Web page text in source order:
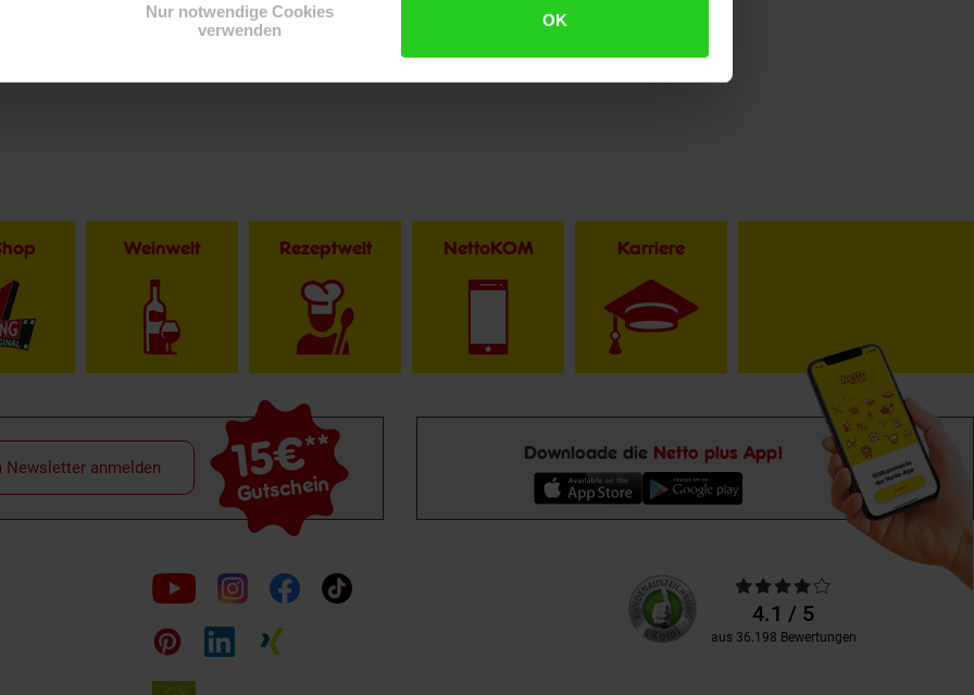
Nur notwendige Cookies
verwenden
OK
Weinwelt Rezeptwelt NettoKOM Karriere
15€**
Gutschein
Newsletter anmelden
Downloade die Netto plus App!
Folge
uns
auf
Unsere
Kundenbewertungen
Durchschnittliche
Bewertungen4.1 / 5
aus 36.198 Bewertungen